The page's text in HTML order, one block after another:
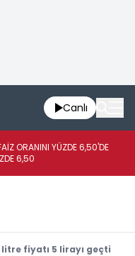
Canlı
ORANINI YÜZDE 6,50'DE
6,50
fiyatı 5 lirayı geçti